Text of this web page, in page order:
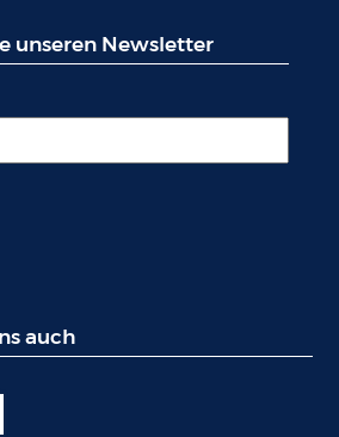
auch
unseren Newsletter